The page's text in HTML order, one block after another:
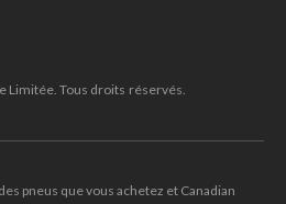
Limitée. Tous droits réservés.
pneus que vous achetez et Canadian